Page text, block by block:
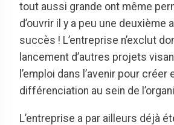
tout aussi grande ont même
d’ouvrir il y a peu une deuxième
succès ! L’entreprise n’exclut
lancement d’autres projets
l’emploi dans l’avenir pour
différenciation au sein de
L’entreprise a par ailleurs déjà